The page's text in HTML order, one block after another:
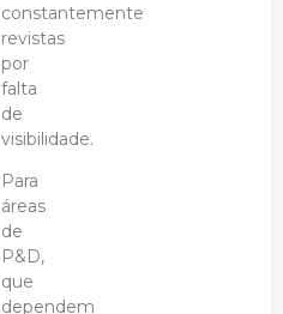
constantemente
revistas
por
falta
de
visibilidade.
Para
áreas
de
P&D,
que
dependem